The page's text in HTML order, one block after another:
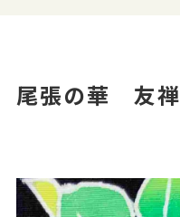
尾張の華 友禅